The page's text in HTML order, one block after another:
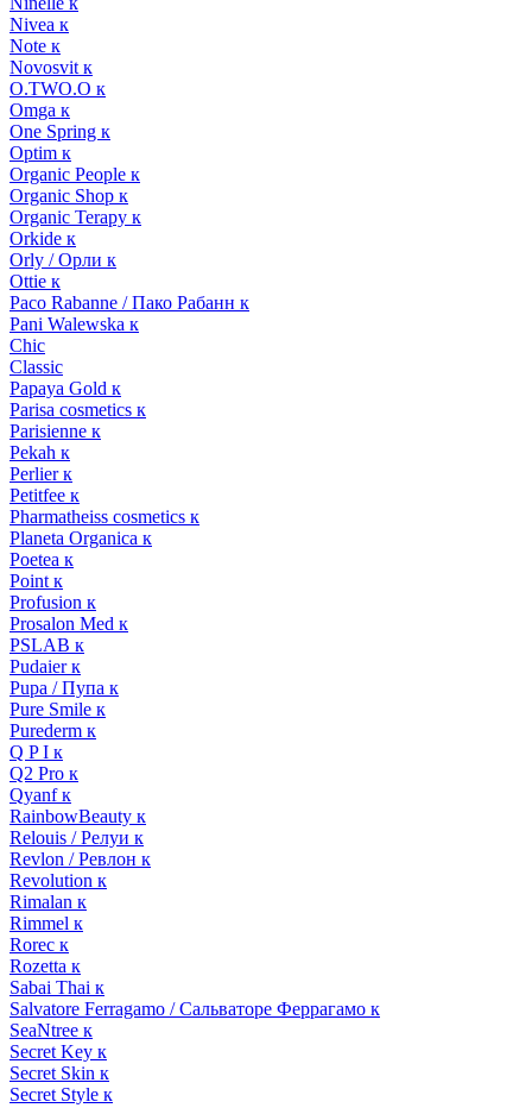
Nivea к
Note к
Novosvit к
O.TWO.O к
Omga к
One Spring к
Optim к
Organic People к
Organic Shop к
Organic Terapy к
Orkide к
Orly / Орли к
Ottie к
Paco Rabanne / Пако Рабанн к
Pani Walewska к
Chic
Classic
Papaya Gold к
Parisa cosmetics к
Parisienne к
Pekah к
Perlier к
Petitfee к
Pharmatheiss cosmetics к
Planeta Organica к
Poetea к
Point к
Profusion к
Prosalon Med к
PSLAB к
Pudaier к
Pupa / Пупа к
Pure Smile к
Purederm к
Q P I к
Q2 Pro к
Qyanf к
RainbowBeauty к
Relouis / Релуи к
Revlon / Ревлон к
Revolution к
Rimalan к
Rimmel к
Rorec к
Rozetta к
Sabai Thai к
Salvatore Ferragamo / Сальваторе Феррагамо к
SeaNtree к
Secret Key к
Secret Skin к
Secret Style к